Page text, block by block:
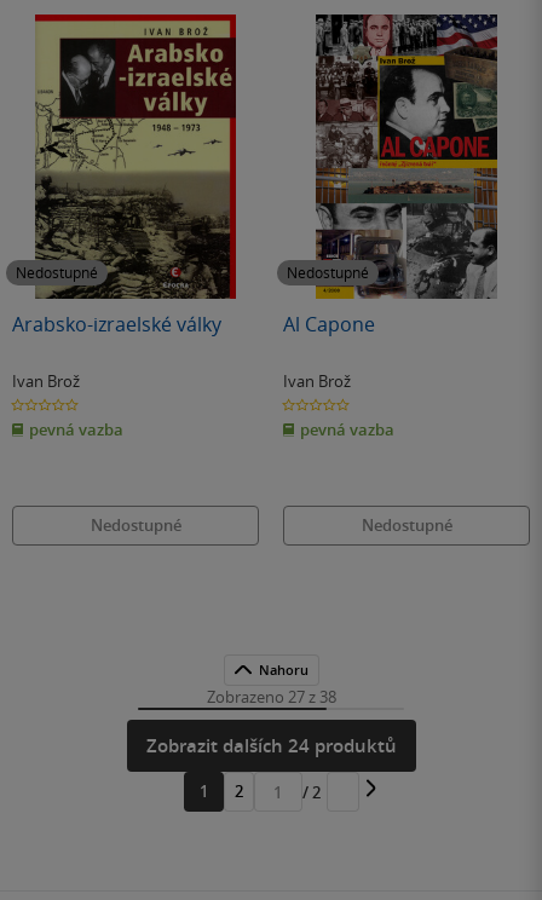
Nedostupné
Arabsko-izraelské války
Ivan Brož
0.0
z
5
hvězdiček
pevná vazba
Nedostupné
Nedostupné
Al Capone
Ivan Brož
0.0
z
5
hvězdiček
pevná vazba
Nedostupné
Nahoru
Zobrazeno 27 z 38
Zobrazit dalších 24 produktů
1 2
Přejít
/ 2